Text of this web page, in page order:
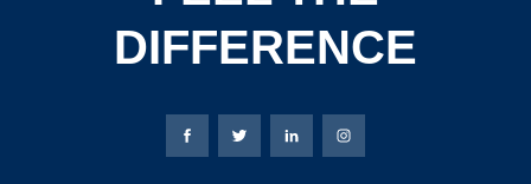
DIFFERENCE
Page Facebook de Bierbaum-Proenen
Page X de Bierbaum-Proenen
Page LinkedIn de
Page Instagram de